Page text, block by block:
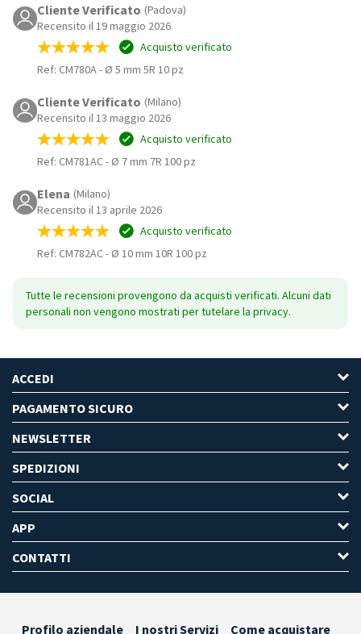
Cliente Verificato (Padova)
Recensito il 19 maggio 2026
Acquisto verificato
Ref: CM780A - Ø 5 mm 5R 10 pz
Cliente Verificato (Milano)
Recensito il 13 maggio 2026
Acquisto verificato
Ref: CM781AC- Ø 7 mm 7R 100 pz
Elena (Milano)
Recensito il 13 aprile 2026
Acquisto verificato
Ref: CM782AC- Ø 10 mm 10R 100 pz
Tutte le recensioni provengono da acquisti verificati. Alcuni dati
personali non vengono mostrati per tutelare la privacy.
ACCEDI
PAGAMENTO SICURO
NEWSLETTER
SPEDIZIONI
SOCIAL
APP
CONTATTI
Profilo aziendale I nostri Servizi Come acquistare